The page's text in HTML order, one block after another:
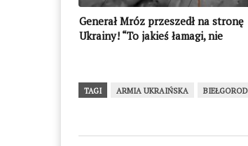
Generał Mróz przeszedł na stronę
Ukrainy! “To jakieś łamagi, nie
TAGI ARMIA UKRAIŃSKA BIEŁGOROD